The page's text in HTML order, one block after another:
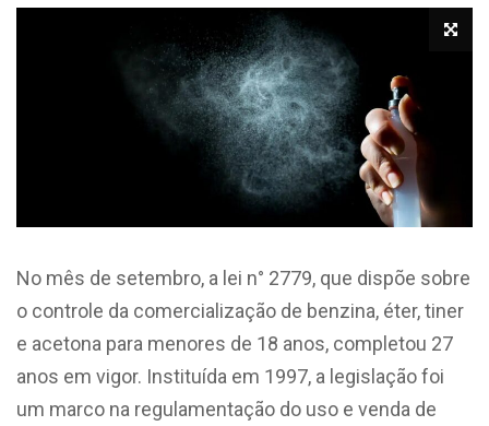
No mês de setembro, a lei n° 2779, que dispõe sobre
o controle da comercialização de benzina, éter, tiner
e acetona para menores de 18 anos, completou 27
anos em vigor. Instituída em 1997, a legislação foi
um marco na regulamentação do uso e venda de